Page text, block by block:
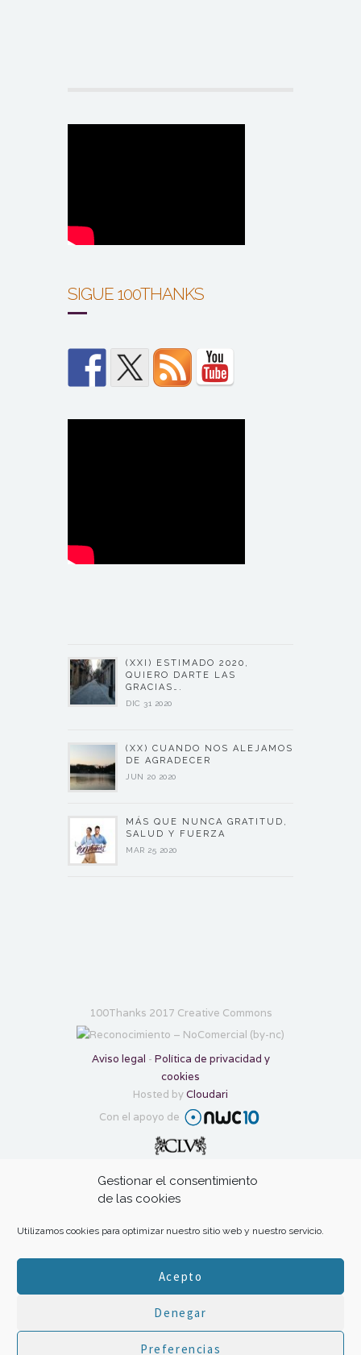
Gestionar el consentimiento
de las cookies
Utilizamos cookies para optimizar nuestro sitio web y nuestro servicio.
Acepto
Denegar
Preferencias
SIGUE 100THANKS
(XXI) ESTIMADO 2020,
QUIERO DARTE LAS
GRACIAS….
DIC 31 2020
(XX) CUANDO NOS ALEJAMOS
DE AGRADECER
JUN 20 2020
MÁS QUE NUNCA GRATITUD,
SALUD Y FUERZA
MAR 25 2020
100Thanks 2017 Creative Commons
Aviso legal - Política de privacidad y
cookies
Hosted byCloudari
Con el apoyo de
El proyecto | Inspiración